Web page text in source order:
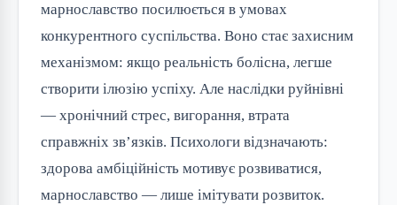
марнославство посилюється в умовах
конкурентного суспільства. Воно стає захисним
механізмом: якщо реальність болісна, легше
створити ілюзію успіху. Але наслідки руйнівні
— хронічний стрес, вигорання, втрата
справжніх зв’язків. Психологи відзначають:
здорова амбіційність мотивує розвиватися,
марнославство — лише імітувати розвиток.